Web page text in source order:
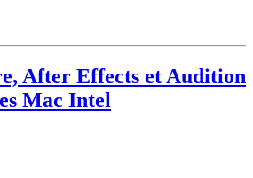
After Effects et Audition
Mac Intel